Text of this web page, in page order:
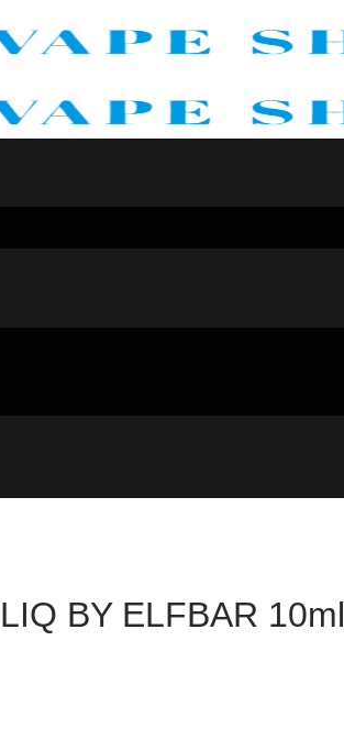
BY ELFBAR 10ml